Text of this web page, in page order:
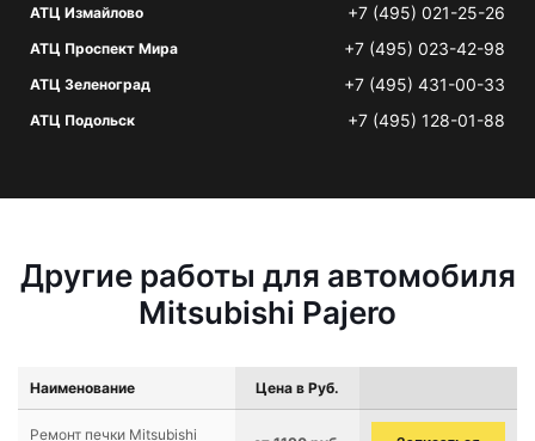
АТЦ Измайлово +7 (495) 021-25-26
АТЦ Проспект Мира +7 (495) 023-42-98
АТЦ Зеленоград +7 (495) 431-00-33
АТЦ Подольск +7 (495) 128-01-88
Другие работы для автомобиля
Mitsubishi Pajero
Наименование Цена в Руб.
Ремонт печки Mitsubishi